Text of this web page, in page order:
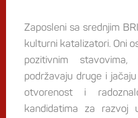
Zaposleni sa srednjim
kulturni katalizatori. Oni
pozitivnim stavovima,
podržavaju druge i
otvorenost i
kandidatima za razvoj